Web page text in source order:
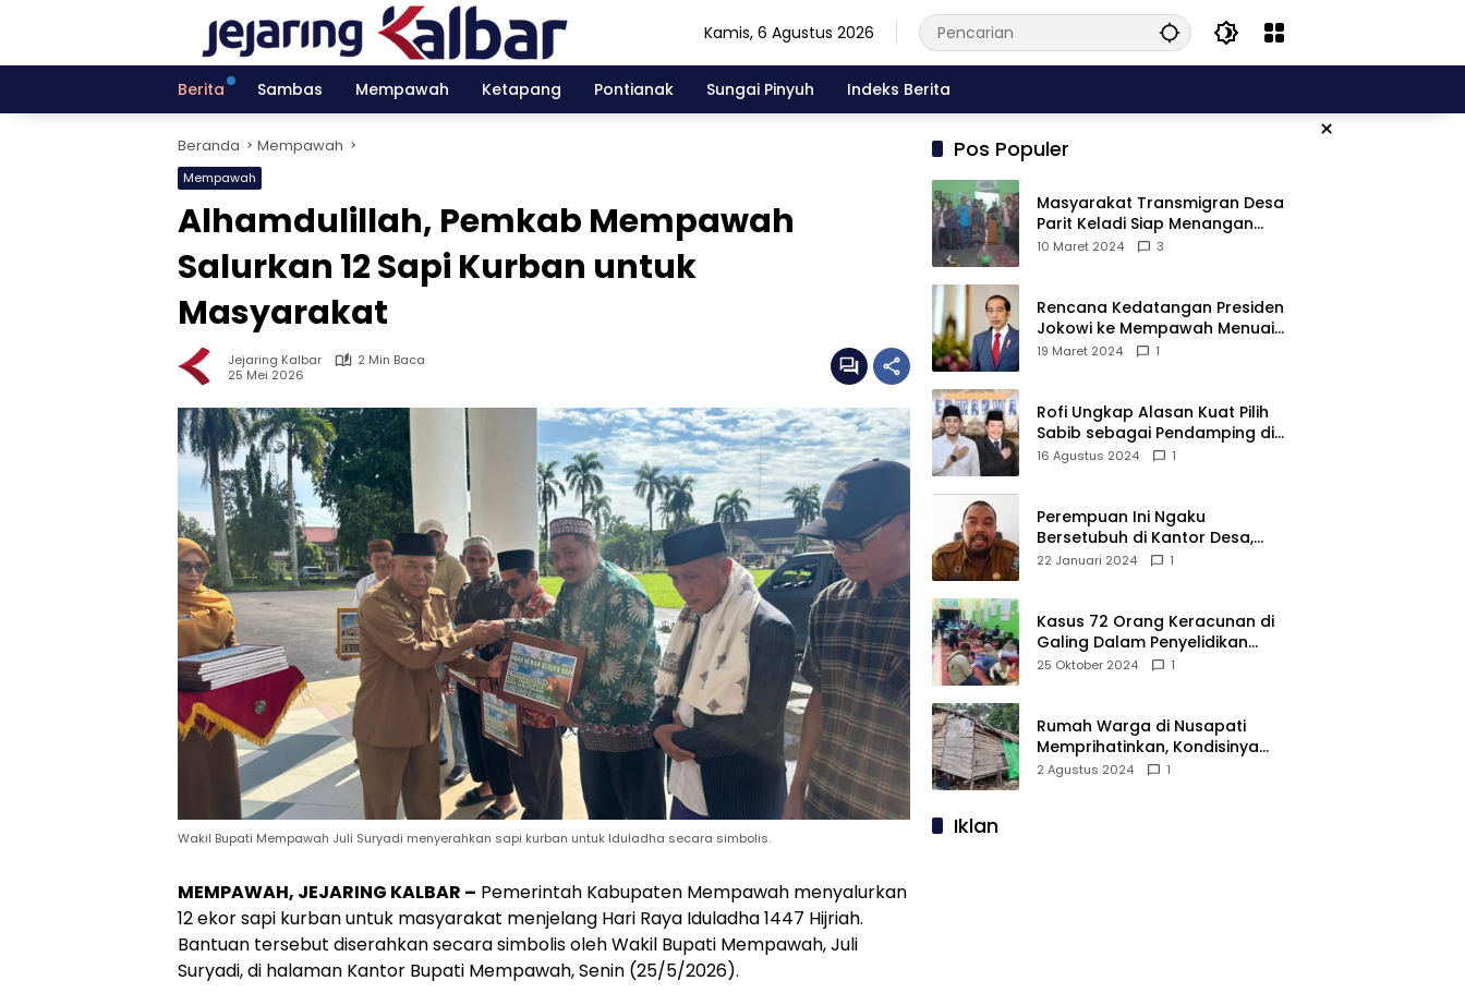
Kamis, 6 Agustus 2026
Berita Sambas Mempawah Ketapang Pontianak Sungai Pinyuh Indeks Berita
×
Beranda Mempawah
Mempawah
Alhamdulillah, Pemkab Mempawah
Salurkan 12 Sapi Kurban untuk
Masyarakat
Jejaring Kalbar
2 Min Baca
25 Mei 2026
Wakil Bupati Mempawah Juli Suryadi menyerahkan sapi kurban untuk Iduladha secara simbolis.
MEMPAWAH, JEJARING KALBAR – Pemerintah Kabupaten Mempawah menyalurkan
12 ekor sapi kurban untuk masyarakat menjelang Hari Raya Iduladha 1447 Hijriah.
Bantuan tersebut diserahkan secara simbolis oleh Wakil Bupati Mempawah, Juli
Suryadi, di halaman Kantor Bupati Mempawah, Senin (25/5/2026).
Pos Populer
Masyarakat Transmigran Desa
Parit Keladi Siap Menangan
Fauzan-Mirza di Pilkada Kubu
10 Maret 2024 3
Rencana Kedatangan Presiden
Jokowi ke Mempawah Menuai
Pro Kontra, Apa Sebabnya?
19 Maret 2024 1
Rofi Ungkap Alasan Kuat Pilih
Sabib sebagai Pendamping di
Pilkada Sambas
16 Agustus 2024 1
Perempuan Ini Ngaku
Bersetubuh di Kantor Desa,
Kades Pasir Panjang
22 Januari 2024 1
Kasus 72 Orang Keracunan di
Galing Dalam Penyelidikan
Polres Sambas
25 Oktober 2024 1
Rumah Warga di Nusapati
Memprihatinkan, Kondisinya
Nyaris Roboh dan Tidak Layak
2 Agustus 2024 1
Iklan